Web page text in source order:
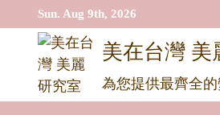
Sun. Aug 9th, 2026
美在台灣 美
為您提供最齊全